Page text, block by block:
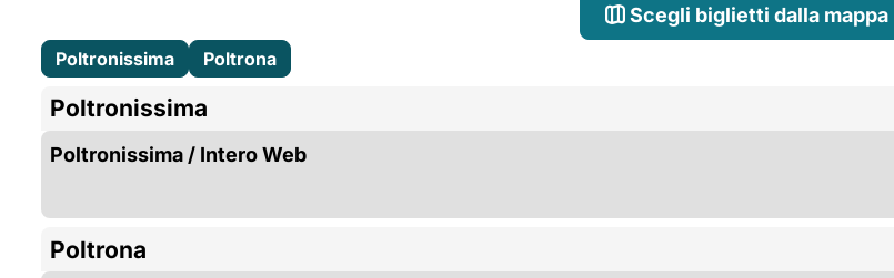
Scegli biglietti dalla mappa
Poltronissima Poltrona
Poltronissima
Poltronissima / Intero Web
Poltrona